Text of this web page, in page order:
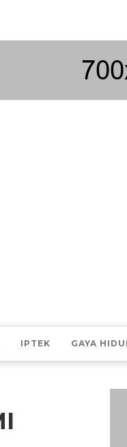
IPTEK GAYA